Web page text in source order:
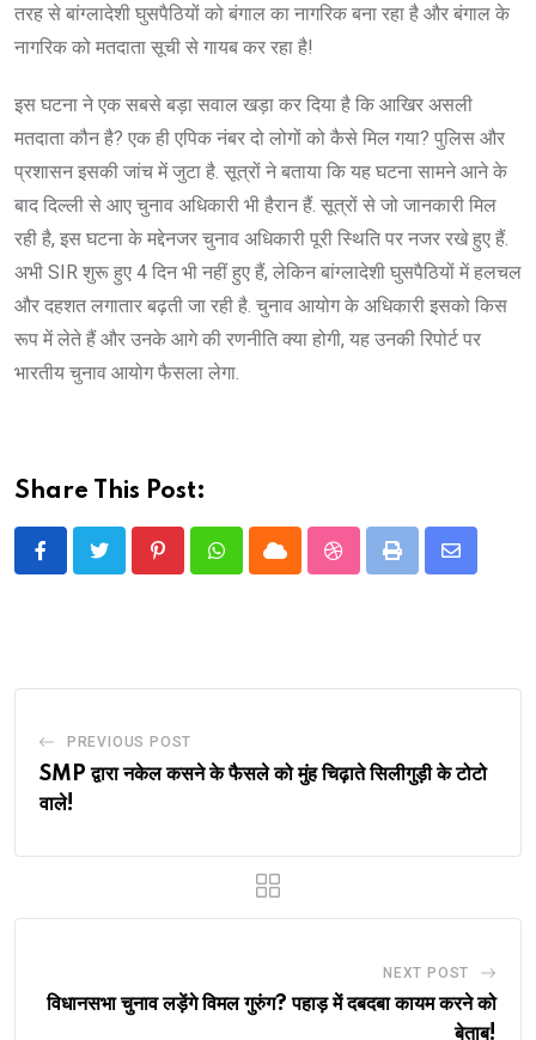
तरह से बांग्लादेशी घुसपैठियों को बंगाल का नागरिक बना रहा है और बंगाल के
नागरिक को मतदाता सूची से गायब कर रहा है!
इस घटना ने एक सबसे बड़ा सवाल खड़ा कर दिया है कि आखिर असली
मतदाता कौन है? एक ही एपिक नंबर दो लोगों को कैसे मिल गया? पुलिस और
प्रशासन इसकी जांच में जुटा है. सूत्रों ने बताया कि यह घटना सामने आने के
बाद दिल्ली से आए चुनाव अधिकारी भी हैरान हैं. सूत्रों से जो जानकारी मिल
रही है, इस घटना के मद्देनजर चुनाव अधिकारी पूरी स्थिति पर नजर रखे हुए हैं.
अभी SIR शुरू हुए 4 दिन भी नहीं हुए हैं, लेकिन बांग्लादेशी घुसपैठियों में हलचल
और दहशत लगातार बढ़ती जा रही है. चुनाव आयोग के अधिकारी इसको किस
रूप में लेते हैं और उनके आगे की रणनीति क्या होगी, यह उनकी रिपोर्ट पर
भारतीय चुनाव आयोग फैसला लेगा.
Share This Post:
PinterestWhatsappCloud StumbleUpon
Print
Share
PREVIOUS POST
SMP द्वारा नकेल कसने के फैसले को मुंह चिढ़ाते सिलीगुड़ी के टोटो
वाले!
NEXT POST
विधानसभा चुनाव लड़ेंगे विमल गुरुंग? पहाड़ में दबदबा कायम करने को
बेताब!